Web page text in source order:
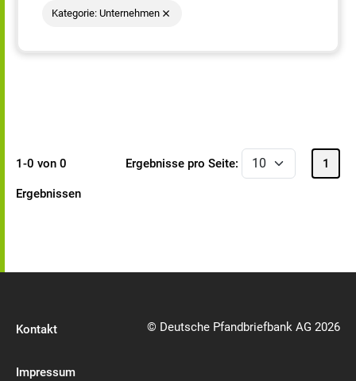
Kategorie: Unternehmen
1-0 von 0
Ergebnissen
Ergebnisse pro Seite: 1
Kontakt
Impressum
© Deutsche Pfandbriefbank AG 2026